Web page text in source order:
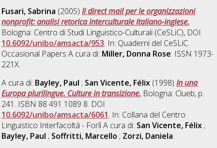
Fusari, Sabrina (2005)Il direct mail per le organizzazioni
nonprofit: analisi retorica interculturale italiano-inglese.
Bologna: Centro di Studi Linguistico-Culturali (CeSLiC), DOI
10.6092/unibo/amsacta/953. In: Quaderni del CeSLiC.
Occasional Papers A cura di: Miller, Donna Rose. ISSN 1973-
221X.
A cura di: Bayley, Paul ; San Vicente, Félix (1998)In una
Europa plurilingue. Culture in transizione. Bologna: Clueb, p.
241. ISBN 88 491 1089 8. DOI
10.6092/unibo/amsacta/6061. In: Collana del Centro
Linguistico Interfacoltá - Forlì A cura di: San Vicente, Félix;
Bayley, Paul ; Soffritti, Marcello ; Zorzi, Daniela.